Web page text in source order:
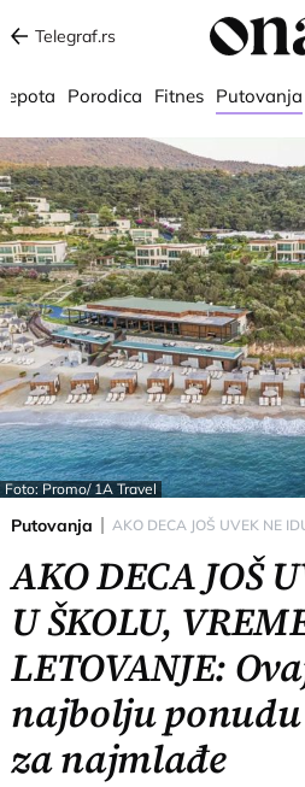
Telegraf.rs
Porodica Fitnes Putovanja
Foto: Promo/ 1A Travel
Putovanja AKO DECA JOŠ UVEK NE
AKO DECA JOŠ
U ŠKOLU,
LETOVANJE:
najbolju
za najmlađe